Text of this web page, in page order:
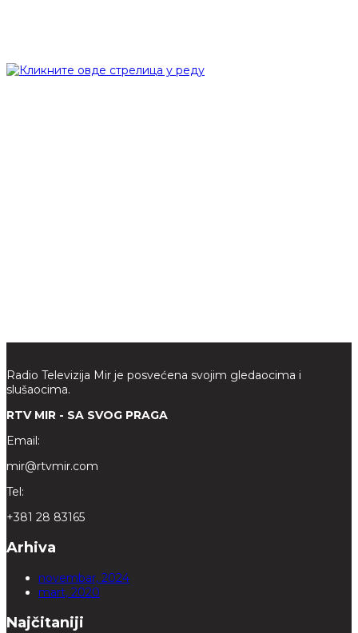
Radio Televizija Mir je posvećena svojim gledaocima i
slušaocima.
RTV MIR - SA SVOG PRAGA
Email:
mir@rtvmir.com
Tel:
+381 28 83165
Arhiva
novembar, 2024
mart, 2020
Najčitaniji